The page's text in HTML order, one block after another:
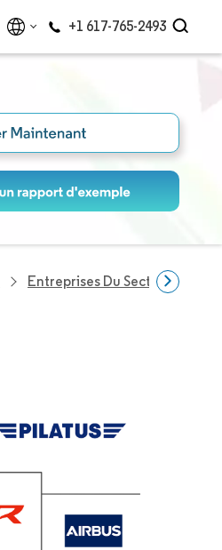
+1 617-765-2493
Entreprises Du Secteur